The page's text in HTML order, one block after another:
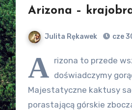
Arizona –
Julita Rękawek cze
A rizona to przede
doświadczymy
Majestatyczne kaktusy
porastającą górskie